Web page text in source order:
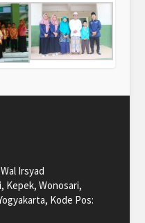
Irsyad
Kepek, Wonosari,
Kode Pos: